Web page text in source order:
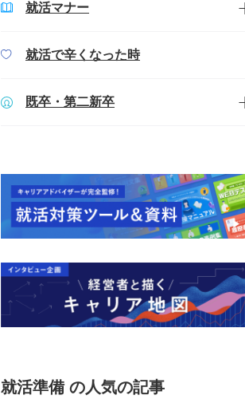
就活マナー
就活で辛くなった時
既卒・第二新卒
就活準備 の人気の記事